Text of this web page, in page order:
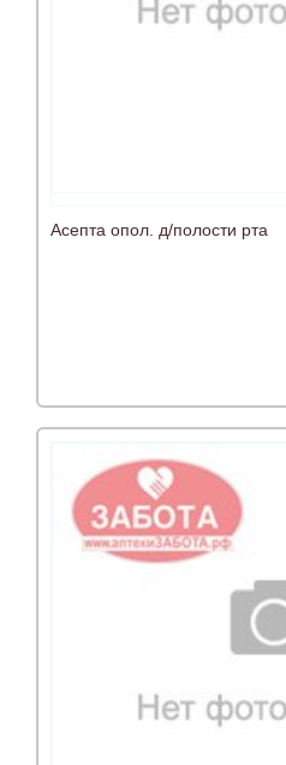
Асепта опол. д/полости рта